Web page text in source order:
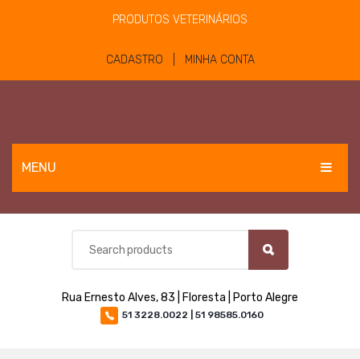
PRODUTOS VETERINÁRIOS
CADASTRO | MINHA CONTA
MENU
EQUINOS
BOVINOS E OVINOS
MATERIAIS E EQUIPAMENTOS
Rua Ernesto Alves, 83 | Floresta | Porto Alegre
51 3228.0022 | 51 98585.0160